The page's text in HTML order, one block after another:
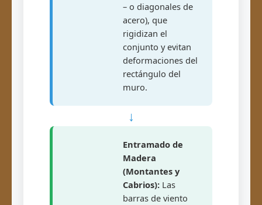
– o diagonales de
acero), que
rigidizan el
conjunto y evitan
deformaciones del
rectángulo del
muro.
↓
Entramado de
Madera
(Montantes y
Cabrios): Las
barras de viento